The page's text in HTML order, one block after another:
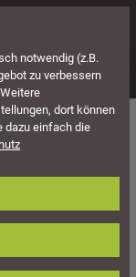
541 x
notwendig (z.B.
zu verbessern
dort können
dazu einfach die